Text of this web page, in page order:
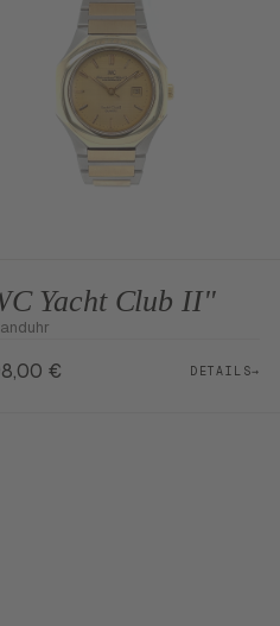
Yacht Club II"
€ DETAILS→